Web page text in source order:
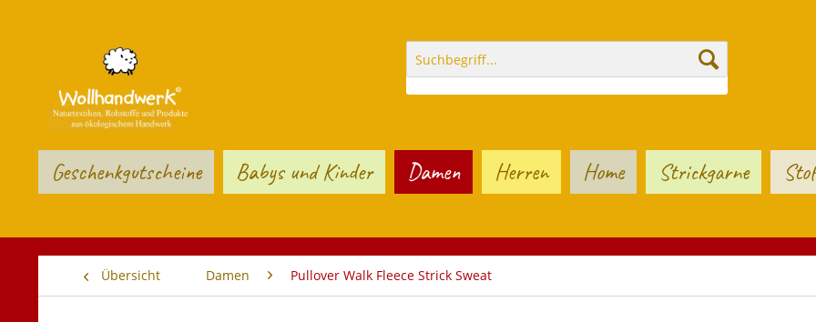
Geschenkgutscheine Babys und Kinder Damen Herren Home Strickgarne
Übersicht Damen Pullover Walk Fleece Strick Sweat